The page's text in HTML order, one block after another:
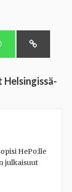
HePo:lle
julkaisuut